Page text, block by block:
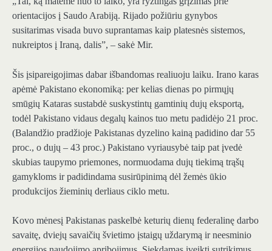
orientacijos į Saudo Arabiją. Rijado požiūriu gynybos
susitarimas visada buvo suprantamas kaip platesnės sistemos,
nukreiptos į Iraną, dalis”, – sakė Mir.
Šis įsipareigojimas dabar išbandomas realiuoju laiku. Irano karas
apėmė Pakistano ekonomiką: per kelias dienas po pirmųjų
smūgių Kataras sustabdė suskystintų gamtinių dujų eksportą,
todėl Pakistano vidaus degalų kainos tuo metu padidėjo 21 proc.
(Balandžio pradžioje Pakistanas dyzelino kainą padidino dar 55
proc., o dujų – 43 proc.) Pakistano vyriausybė taip pat įvedė
skubias taupymo priemones, normuodama dujų tiekimą trąšų
gamykloms ir padidindama susirūpinimą dėl žemės ūkio
produkcijos žieminių derliaus ciklo metu.
Kovo mėnesį Pakistanas paskelbė keturių dienų federalinę darbo
savaitę, dviejų savaičių švietimo įstaigų uždarymą ir neesminio